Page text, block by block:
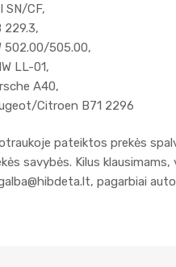
SN/CF,
229.3,
502.00/505.00,
LL-01,
A40,
Citroen B71 2296
pateiktos prekės
savybės. Kilus
, pagarbiai